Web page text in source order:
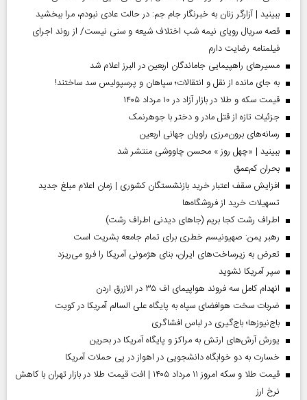
ببینید | آزارگر زنان به خبرنگار جام جم: در حالت عادی نبودم، مرا ببخشید
قصه سریال رویای نیمه شب اختلاف شیعه و سنی نیست/ از روند اجرای
فیلمنامه رضایت دارم
مسیر‌های راهپیمایی جاماندگان اربعین در البرز اعلام شد
به جای مانده از نقل و انتقالات؛ سپاهان و پرسپولیس سد ساختند!
قیمت سکه و طلا در بازار آزاد در ۱۰ مرداد ۱۴۰۵
جزئیات تازه از قتل مادر و دختر با جوهرنمک
رسانه‌های برون‌مرزی راویان جهانی اربعین
ببینید | «چهل روز » محسن چاووشی منتشر شد
بحران کم‌عمق
افزایش سقف اعتبار خرید بازنشستگان کشوری | زمان اعلام مبلغ جدید
تسهیلات خرید از فروشگاه‌ها
اطراف رشت کجا بریم (جاهای دیدنی اطراف رشت)
رهبر یمن: صهیونیسم خطری برای تمام جامعه بشریت است
تعرض به زیرساخت‌های ایران، بنای هژمونی آمریکا را فرو می‌ریزد
سپر آمریکا نشوید
انهدام کامل سه فروند هواپیمای اف ۳۵ در الازرق اردن
ضربات سخت هوافضای سپاه به پایگاه علی السالم آمریکا در کویت
باج‌نیوزها؛ باج‌گیری در لباس افشاگری
یورش آرش‌های ارتش به مراکز و پایگاه‌ آمریکا در بحرین
خسارت به دو خوابگاه دانشجویی در اهواز در پی حملات آمریکا
قیمت طلا و سکه امروز ۱۱ مرداد ۱۴۰۵ | افت قیمت طلا در بازار تهران با کاهش
نرخ ارز